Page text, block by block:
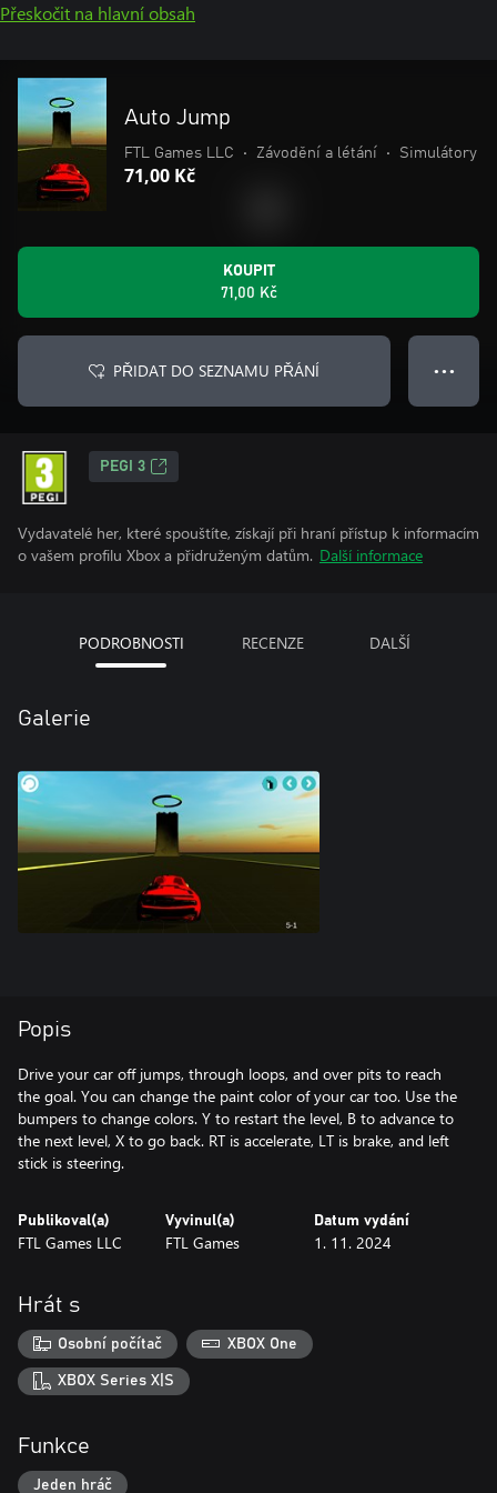
Přeskočit na hlavní obsah
Auto Jump
FTL Games LLC • Závodění a létání • Simulátory
71,00 Kč
KOUPIT
71,00 Kč
PŘIDAT DO SEZNAMU PŘÁNÍ ● ● ●
PEGI 3
Vydavatelé her, které spouštíte, získají při hraní přístup k informacím
o vašem profilu Xbox a přidruženým datům. Další informace
PODROBNOSTI RECENZE DALŠÍ
Galerie
Popis
Drive your car off jumps, through loops, and over pits to reach
the goal. You can change the paint color of your car too. Use the
bumpers to change colors. Y to restart the level, B to advance to
the next level, X to go back. RT is accelerate, LT is brake, and left
stick is steering.
Publikoval(a)
FTL Games LLC
Vyvinul(a)
FTL Games
Datum vydání
1. 11. 2024
Hrát s
Osobní počítač XBOX One
XBOX Series X|S
Funkce
Jeden hráč